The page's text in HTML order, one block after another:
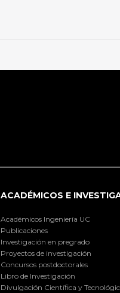
ACADÉMICOS E
Académicos Ingeniería UC
Publicaciones
Investigación en pregrado
Proyectos de investigación
Concursos postdoctorales
Libro de Investigación
Divulgación Científica y